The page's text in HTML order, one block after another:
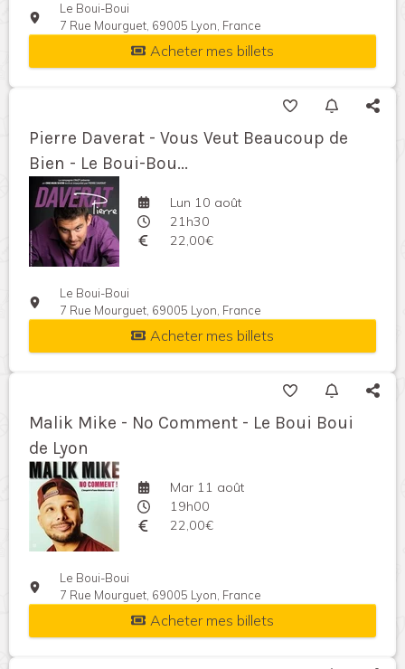
Le Boui-Boui
7 Rue Mourguet, 69005 Lyon, France
Acheter mes billets
Pierre Daverat - Vous Veut Beaucoup de
Bien - Le Boui-Bou...
Lun 10 août
21h30
22,00€
Le Boui-Boui
7 Rue Mourguet, 69005 Lyon, France
Acheter mes billets
Malik Mike - No Comment - Le Boui Boui
de Lyon
Mar 11 août
19h00
22,00€
Le Boui-Boui
7 Rue Mourguet, 69005 Lyon, France
Acheter mes billets